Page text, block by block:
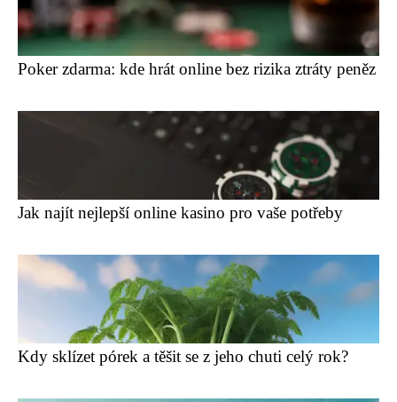
Poker zdarma: kde hrát online bez rizika ztráty peněz
Jak najít nejlepší online kasino pro vaše potřeby
Kdy sklízet pórek a těšit se z jeho chuti celý rok?